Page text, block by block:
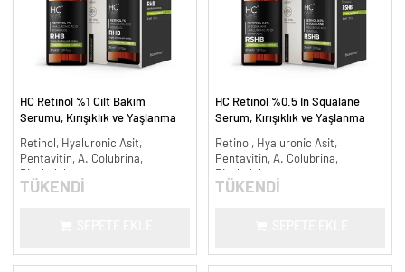
HC Retinol %1 Cilt Bakım
Serumu, Kırışıklık ve Yaşlanma
Retinol, Hyaluronic Asit,
Pentavitin, A. Colubrina,
Bisabolol
TÜKENDİ
HC Retinol %0.5 In Squalane
Serum, Kırışıklık ve Yaşlanma
Retinol, Hyaluronic Asit,
Pentavitin, A. Colubrina,
Bisabolol
TÜKENDİ